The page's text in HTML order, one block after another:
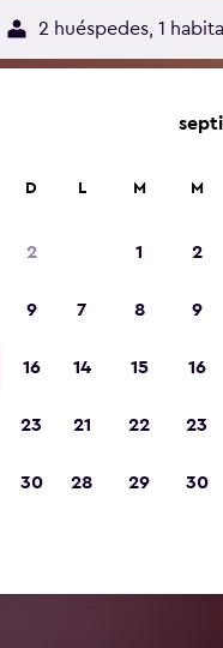
2 huéspedes, 1
D
2
9
16
23
30
L M M
1 2
7 8 9
14 15 16
21 22 23
28 29 30